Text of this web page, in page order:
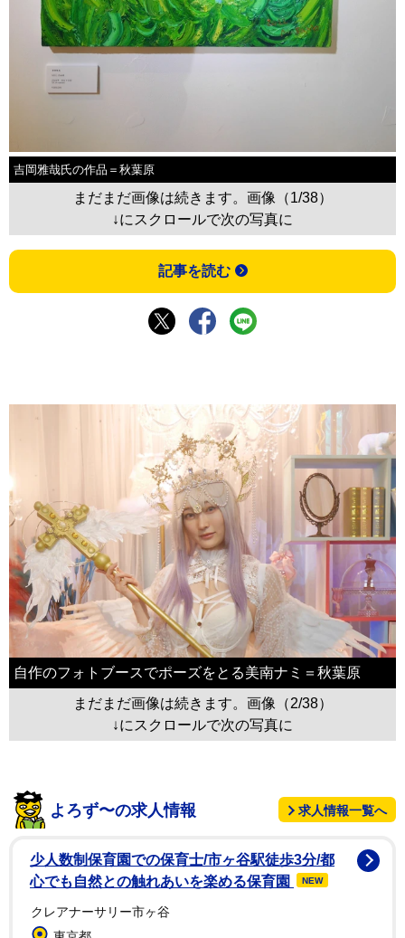
吉岡雅哉氏の作品＝秋葉原
まだまだ画像は続きます。画像（1/38）
↓にスクロールで次の写真に
記事を読む
自作のフォトブースでポーズをとる美南ナミ＝秋葉原
まだまだ画像は続きます。画像（2/38）
↓にスクロールで次の写真に
よろず〜の求人情報 求人情報一覧へ
少人数制保育園での保育士/市ヶ谷駅徒歩3分/都
心でも自然との触れあいを楽める保育園
NEW
クレアナーサリー市ヶ谷